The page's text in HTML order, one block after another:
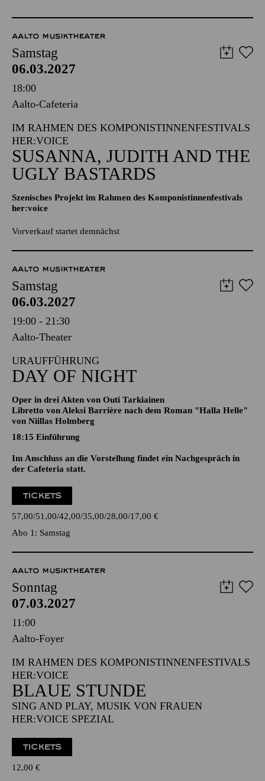
AALTO MUSIKTHEATER
Samstag
06.03.2027
18:00
Aalto-Cafeteria
IM RAHMEN DES KOMPONISTINNENFESTIVALS
HER:VOICE
SUSANNA, JUDITH AND THE
UGLY BASTARDS
Szenisches Projekt im Rahmen des Komponistinnenfestivals
Vorverkauf startet demnächst
AALTO MUSIKTHEATER
Samstag
06.03.2027
19:00 - 21:30
Aalto-Theater
URAUFFÜHRUNG
DAY OF NIGHT
Oper in drei Akten von Outi Tarkiainen
von Niillas Holmberg
18:15 Einführung
Im Anschluss an die Vorstellung findet ein Nachgespräch in
der Cafeteria statt.
TICKETS
57,00 51,00 42,00 35,00 28,00 17,00€
Abo 1: Samstag
AALTO MUSIKTHEATER
Sonntag
07.03.2027
11:00
Aalto-Foyer
IM RAHMEN DES KOMPONISTINNENFESTIVALS
HER:VOICE
BLAUE STUNDE
SING AND PLAY, MUSIK VON FRAUEN
HER:VOICE SPEZIAL